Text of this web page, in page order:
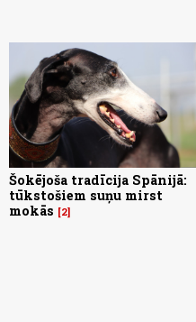
Šokējoša tradīcija Spānijā:
tūkstošiem suņu mirst
mokās
2